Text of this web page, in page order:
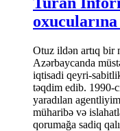
Otuz ildən artıq bir
Azərbaycanda
iqtisadi qeyri-
təqdim edib. 1990-
yaradılan
müharibə və
qorumağa sadiq